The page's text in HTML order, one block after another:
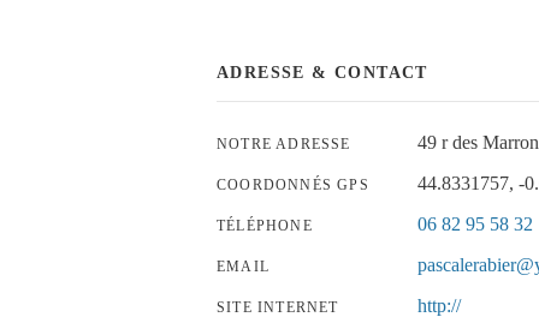
ADRESSE & CONTACT
NOTRE ADRESSE 49 r des
COORDONNÉS GPS 44.8331757, -
TÉLÉPHONE 06 82 95 58 32
EMAIL
SITE INTERNET http://